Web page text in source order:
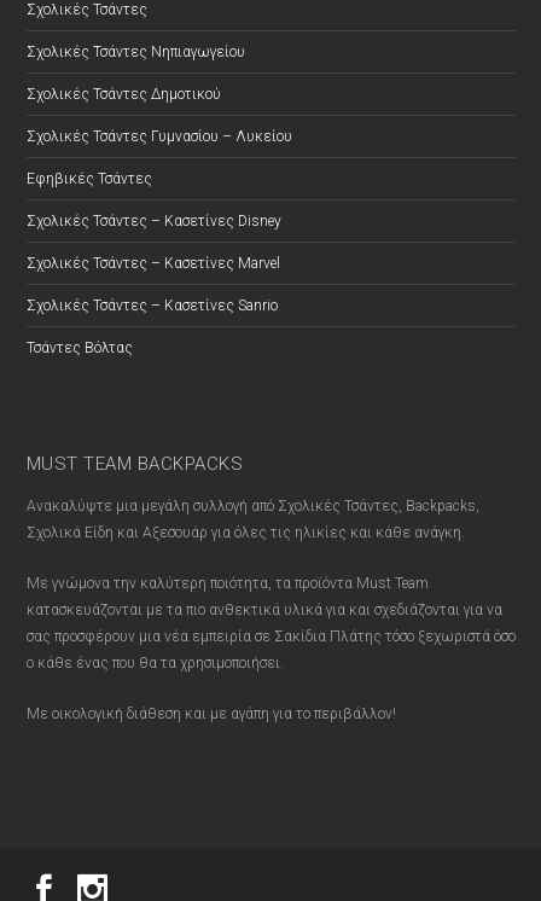
Σχολικές Τσάντες
Σχολικές Τσάντες Νηπιαγωγείου
Σχολικές Τσάντες Δημοτικού
Σχολικές Τσάντες Γυμνασίου – Λυκείου
Εφηβικές Τσάντες
Σχολικές Τσάντες – Κασετίνες Disney
Σχολικές Τσάντες – Κασετίνες Marvel
Σχολικές Τσάντες – Κασετίνες Sanrio
Τσάντες Βόλτας
MUST TEAM BACKPACKS
Ανακαλύψτε μια μεγάλη συλλογή από Σχολικές Τσάντες, Backpacks,
Σχολικά Είδη και Αξεσουάρ για όλες τις ηλικίες και κάθε ανάγκη.
Με γνώμονα την καλύτερη ποιότητα, τα προϊόντα Must Team
κατασκευάζονται με τα πιο ανθεκτικά υλικά για και σχεδιάζονται για να
σας προσφέρουν μια νέα εμπειρία σε Σακίδια Πλάτης τόσο ξεχωριστά όσο
ο κάθε ένας που θα τα χρησιμοποιήσει.
Με οικολογική διάθεση και με αγάπη για το περιβάλλον!